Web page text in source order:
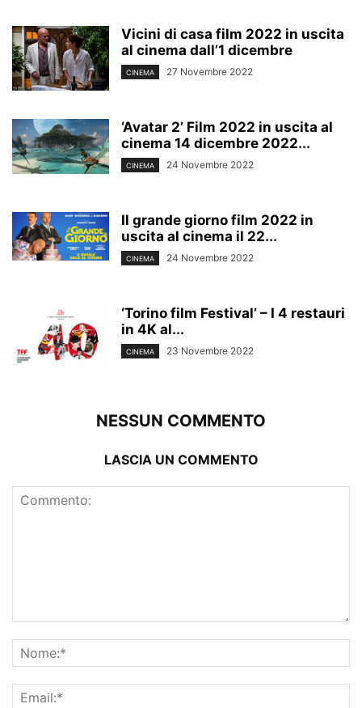
Vicini di casa film 2022 in uscita
al cinema dall’1 dicembre
CINEMA 27 Novembre 2022
‘Avatar 2’ Film 2022 in uscita al
cinema 14 dicembre 2022...
CINEMA 24 Novembre 2022
Il grande giorno film 2022 in
uscita al cinema il 22...
CINEMA 24 Novembre 2022
‘Torino film Festival’ – I 4 restauri
in 4K al...
CINEMA 23 Novembre 2022
NESSUN COMMENTO
LASCIA UN COMMENTO